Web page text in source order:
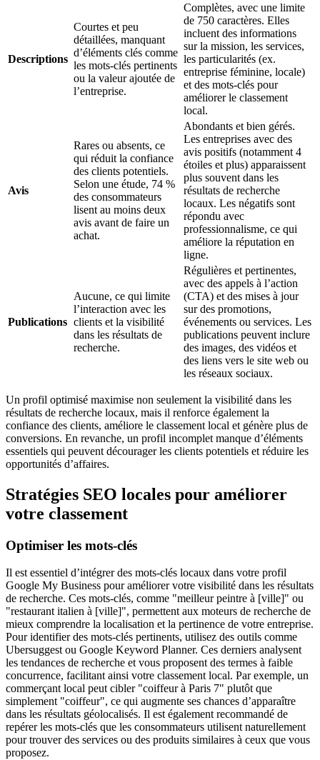
Descriptions
Courtes et peu
détaillées, manquant
d’éléments clés comme
les mots-clés pertinents
ou la valeur ajoutée de
l’entreprise.
Complètes, avec une limite
de 750 caractères. Elles
incluent des informations
sur la mission, les services,
les particularités (ex.
entreprise féminine, locale)
et des mots-clés pour
améliorer le classement
local.
Avis
Rares ou absents, ce
qui réduit la confiance
des clients potentiels.
Selon une étude, 74 %
des consommateurs
lisent au moins deux
avis avant de faire un
achat.
Abondants et bien gérés.
Les entreprises avec des
avis positifs (notamment 4
étoiles et plus) apparaissent
plus souvent dans les
résultats de recherche
locaux. Les négatifs sont
répondu avec
professionnalisme, ce qui
améliore la réputation en
ligne.
Publications
Aucune, ce qui limite
l’interaction avec les
clients et la visibilité
dans les résultats de
recherche.
Régulières et pertinentes,
avec des appels à l’action
(CTA) et des mises à jour
sur des promotions,
événements ou services. Les
publications peuvent inclure
des images, des vidéos et
des liens vers le site web ou
les réseaux sociaux.
Un profil optimisé maximise non seulement la visibilité dans les
résultats de recherche locaux, mais il renforce également la
confiance des clients, améliore le classement local et génère plus de
conversions. En revanche, un profil incomplet manque d’éléments
essentiels qui peuvent décourager les clients potentiels et réduire les
opportunités d’affaires.
Stratégies SEO locales pour améliorer
votre classement
Optimiser les mots-clés
Il est essentiel d’intégrer des mots-clés locaux dans votre profil
Google My Business pour améliorer votre visibilité dans les résultats
de recherche. Ces mots-clés, comme "meilleur peintre à [ville]" ou
"restaurant italien à [ville]", permettent aux moteurs de recherche de
mieux comprendre la localisation et la pertinence de votre entreprise.
Pour identifier des mots-clés pertinents, utilisez des outils comme
Ubersuggest ou Google Keyword Planner. Ces derniers analysent
les tendances de recherche et vous proposent des termes à faible
concurrence, facilitant ainsi votre classement local. Par exemple, un
commerçant local peut cibler "coiffeur à Paris 7" plutôt que
simplement "coiffeur", ce qui augmente ses chances d’apparaître
dans les résultats géolocalisés. Il est également recommandé de
repérer les mots-clés que les consommateurs utilisent naturellement
pour trouver des services ou des produits similaires à ceux que vous
proposez.